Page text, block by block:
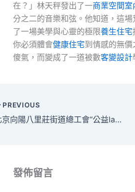
在？」林天秤發出了一商業空間室
分之二的音樂和弦。他知道，這
了一場美學與心靈的極限養生住宅
你必須體會健康住宅到情感的無
傻氣，而變成了一道被數客變設計
PREVIOUS
北京向陽八里莊街道總工會“公益lawyer 駐站值守”正秀傳醫院健康檢查式啟動
發佈留言